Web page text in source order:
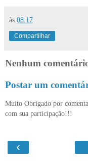
às 08:17
Compartilhar
Nenhum
Postar um
Muito Obrigado por
com sua participação!!!
‹